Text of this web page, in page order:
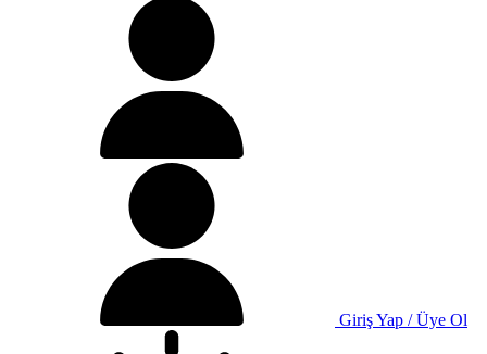
Giriş Yap / Üye Ol